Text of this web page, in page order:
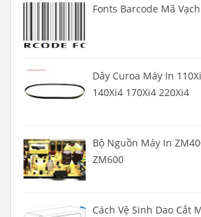
Fonts Barcode Mã Vạch
Dây Curoa Máy In
140Xi4 170Xi4 220Xi4
Bộ Nguồn Máy In
ZM600
Cách Vệ Sinh Dao Cắt